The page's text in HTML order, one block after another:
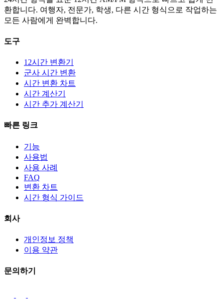
환합니다. 여행자, 전문가, 학생, 다른 시간 형식으로 작업하는
모든 사람에게 완벽합니다.
도구
12시간 변환기
군사 시간 변환
시간 변환 차트
시간 계산기
시간 추가 계산기
빠른 링크
기능
사용법
사용 사례
FAQ
변환 차트
시간 형식 가이드
회사
개인정보 정책
이용 약관
문의하기